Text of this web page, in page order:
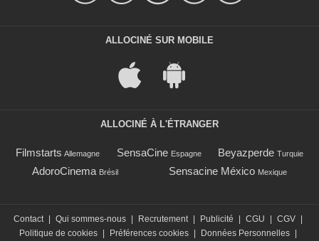
ALLOCINÉ SUR MOBILE
ALLOCINÉ À L'ÉTRANGER
Filmstarts Allemagne SensaCine Espagne Beyazperde Turquie
AdoroCinema Brésil Sensacine México Mexique
Contact | Qui sommes-nous | Recrutement | Publicité | CGU | CGV |
Politique de cookies | Préférences cookies | Données Personnelles |